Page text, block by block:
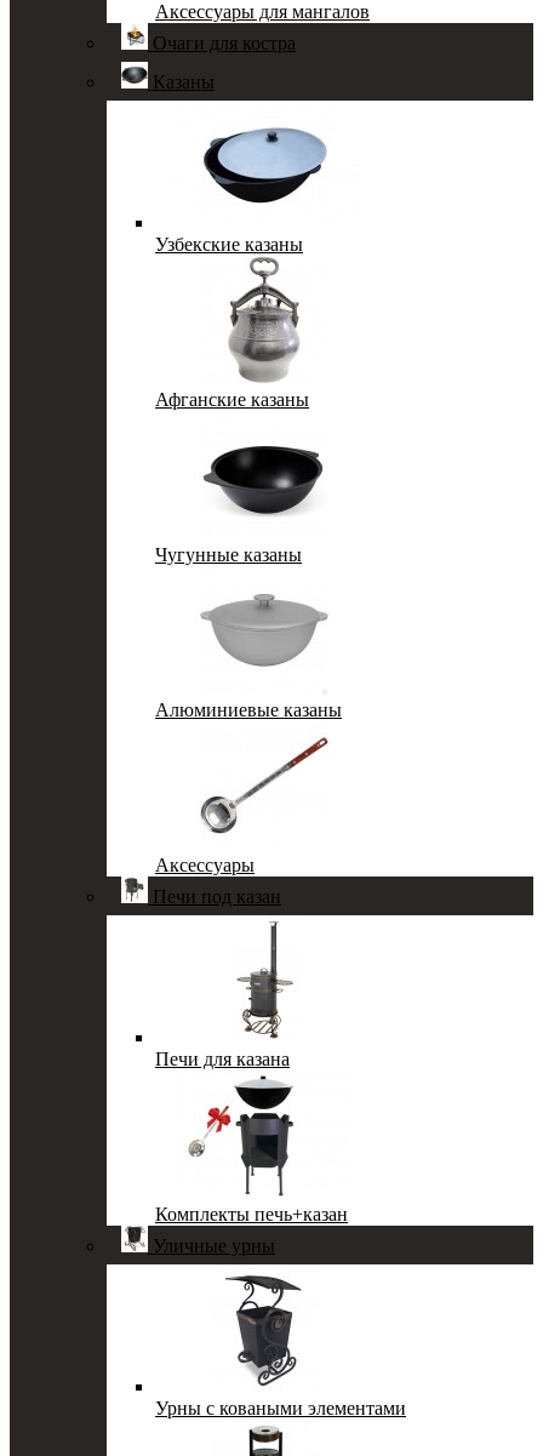
Аксессуары для мангалов
Очаги для костра
Казаны
Узбекские казаны
Афганские казаны
Чугунные казаны
Алюминиевые казаны
Аксессуары
Печи под казан
Печи для казана
Комплекты печь+казан
Уличные урны
Урны с коваными элементами